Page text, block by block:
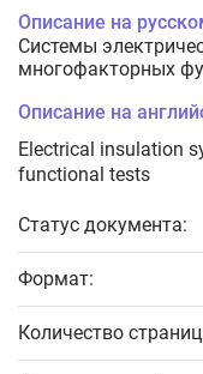
Описание на
Системы
многофакторных
Описание на
Electrical insulation
functional tests
Статус документа:
Формат:
Количество